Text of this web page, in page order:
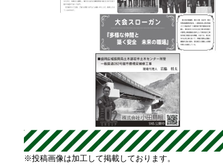
※投稿画像は加工して掲載しております。